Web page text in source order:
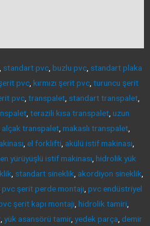
standart pvc, buzlu pvc, standart plaka
pvc, kırmızı şerit pvc, turuncu şerit
pvc, transpalet, standart transpalet,
, terazili kısa transpalet, uzun
alçak transpalet, makaslı transpalet,
el forklifti akülü istif makinası
yürüyüşlü istif makinası hidrolik yük
standart sineklik akordiyon sineklik
pvc şerit perde montajı pvc endüstriyel
şerit kapı montajı hidrolik tamiri
, yük asansörü tamir, yedek parça demir